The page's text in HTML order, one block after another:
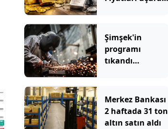
Şimşek'in
programı
tıkandı
Merkez Bankası
2 haftada 31 ton
altın satın aldı